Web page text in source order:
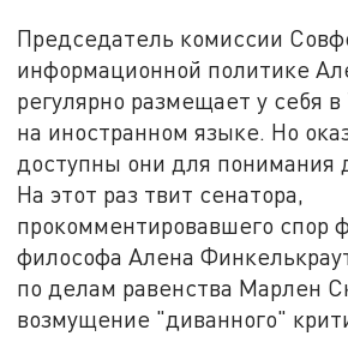
Председатель комиссии
информационной политике
регулярно размещает у себя
на иностранном языке. Но
доступны они для понимания
На этот раз твит сенатора,
прокомментировавшего спор
философа Алена
по делам равенства Марлен
возмущение "диванного"